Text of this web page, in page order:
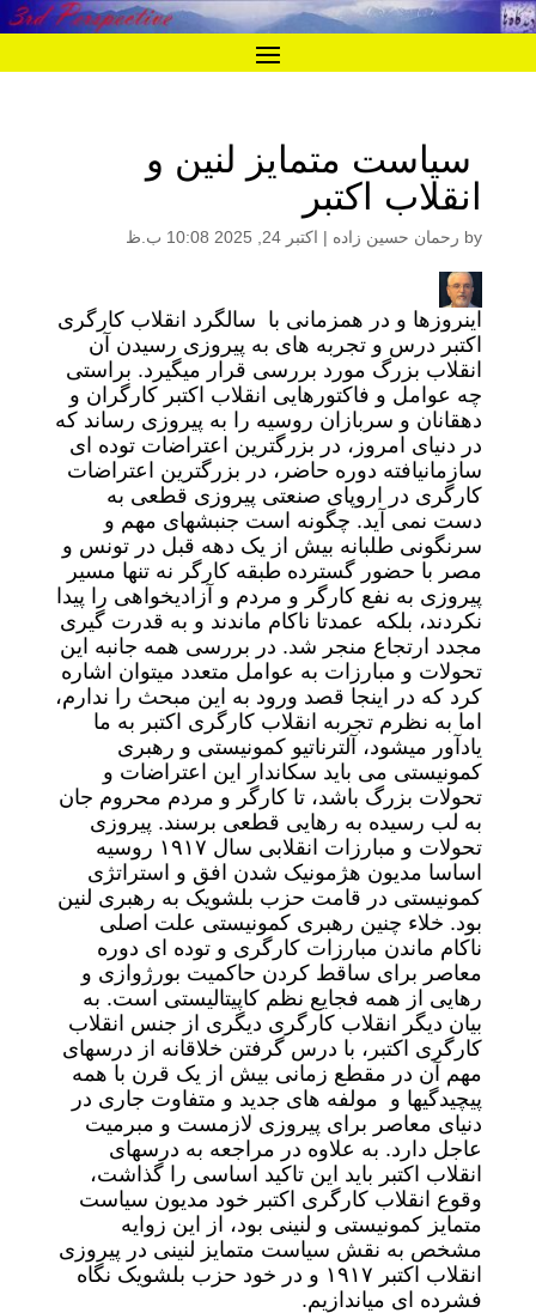
سیاست متمایز لنین و
انقلاب اکتبر
by رحمان حسین زاده | اکتبر 24, 2025 10:08 ب.ظ
اینروزها و در همزمانی با سالگرد انقلاب کارگری
اکتبر درس و تجربه های به پیروزی رسیدن آن
انقلاب بزرگ مورد بررسی قرار میگیرد. براستی
چه عوامل و فاکتورهایی انقلاب اکتبر کارگران و
دهقانان و سربازان روسیه را به پیروزی رساند که
در دنیای امروز، در بزرگترین اعتراضات توده ای
سازمانیافته دوره حاضر، در بزرگترین اعتراضات
کارگری در اروپای صنعتی پیروزی قطعی به
دست نمی آید. چگونه است جنبشهای مهم و
سرنگونی طلبانه بیش از یک دهه قبل در تونس و
مصر با حضور گسترده طبقه کارگر نه تنها مسیر
پیروزی به نفع کارگر و مردم و آزادیخواهی را پیدا
نکردند، بلکه عمدتا ناکام ماندند و به قدرت گیری
مجدد ارتجاع منجر شد. در بررسی همه جانبه این
تحولات و مبارزات به عوامل متعدد میتوان اشاره
کرد که در اینجا قصد ورود به این مبحث را ندارم،
اما به نظرم تجربه انقلاب کارگری اکتبر به ما
یادآور میشود، آلترناتیو کمونیستی و رهبری
کمونیستی می باید سکاندار این اعتراضات و
تحولات بزرگ باشد، تا کارگر و مردم محروم جان
به لب رسیده به رهایی قطعی برسند. پیروزی
تحولات و مبارزات انقلابی سال ۱۹۱۷ روسیه
اساسا مدیون هژمونیک شدن افق و استراتژی
کمونیستی در قامت حزب بلشویک به رهبری لنین
بود. خلاء چنین رهبری کمونیستی علت اصلی
ناکام ماندن مبارزات کارگری و توده ای دوره
معاصر برای ساقط کردن حاکمیت بورژوازی و
رهایی از همه فجایع نظم کاپیتالیستی است. به
بیان دیگر انقلاب کارگری دیگری از جنس انقلاب
کارگری اکتبر، با درس گرفتن خلاقانه از درسهای
مهم آن در مقطع زمانی بیش از یک قرن با همه
پیچیدگیها و مولفه های جدید و متفاوت جاری در
دنیای معاصر برای پیروزی لازمست و مبرمیت
عاجل دارد. به علاوه در مراجعه به درسهای
انقلاب اکتبر باید این تاکید اساسی را گذاشت،
وقوع انقلاب کارگری اکتبر خود مدیون سیاست
متمایز کمونیستی و لنینی بود، از این زوایه
مشخص به نقش سیاست متمایز لنینی در پیروزی
انقلاب اکتبر ۱۹۱۷ و در خود حزب بلشویک نگاه
فشرده ای میاندازیم.